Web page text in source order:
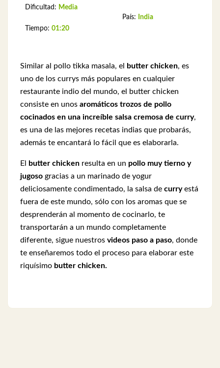
Dificultad: Media
Tiempo: 01:20
País: India
Similar al pollo tikka masala, el butter chicken, es
uno de los currys más populares en cualquier
restaurante indio del mundo, el butter chicken
consiste en unos aromáticos trozos de pollo
cocinados en una increíble salsa cremosa de curry,
es una de las mejores recetas indias que probarás,
además te encantará lo fácil que es elaborarla.
El butter chicken resulta en un pollo muy tierno y
jugoso gracias a un marinado de yogur
deliciosamente condimentado, la salsa de curryestá
fuera de este mundo, sólo con los aromas que se
desprenderán al momento de cocinarlo, te
transportarán a un mundo completamente
diferente, sigue nuestros videos paso a paso, donde
te enseñaremos todo el proceso para elaborar este
riquísimo butter chicken.